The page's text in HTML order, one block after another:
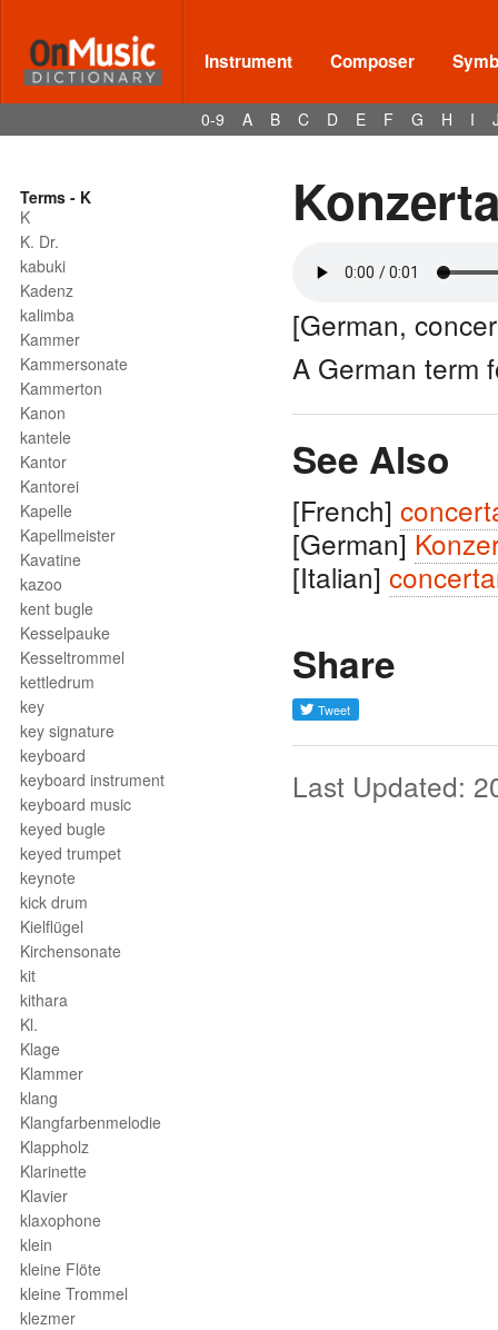
Instrument Composer
0-9 A B C D E F G H I
Terms - K
K
K. Dr.
kabuki
Kadenz
kalimba
Kammer
Kammersonate
Kammerton
Kanon
kantele
Kantor
Kantorei
Kapelle
Kapellmeister
Kavatine
kazoo
kent bugle
Kesselpauke
Kesseltrommel
kettledrum
key
key signature
keyboard
keyboard instrument
keyboard music
keyed bugle
keyed trumpet
keynote
kick drum
Kielflügel
Kirchensonate
kit
kithara
Kl.
Klage
Klammer
klang
Klangfarbenmelodie
Klappholz
Klarinette
Klavier
klaxophone
klein
kleine Flöte
kleine Trommel
klezmer
[German,
A German term
See Also
[French]
[German]
[Italian]
Share
Last Updated: